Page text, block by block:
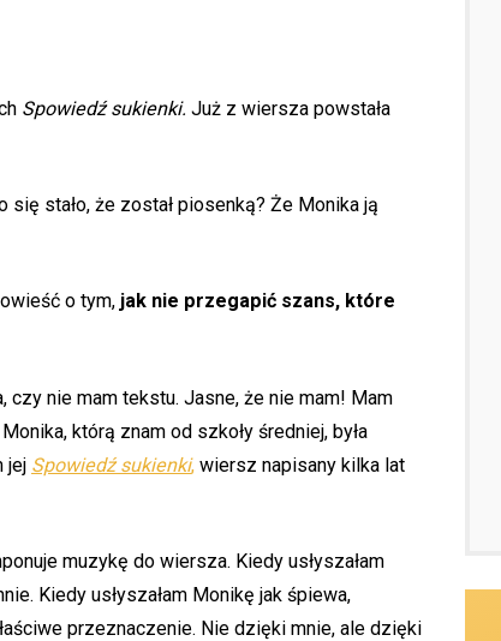
Spowiedź sukienki. Już z wiersza powstała
stało, że został piosenką? Że Monika ją
o tym, jak nie przegapić szans, które
czy nie mam tekstu. Jasne, że nie mam! Mam
którą znam od szkoły średniej, była
jej Spowiedź sukienki, wiersz napisany kilka lat
muzykę do wiersza. Kiedy usłyszałam
Kiedy usłyszałam Monikę jak śpiewa,
przeznaczenie. Nie dzięki mnie, ale dzięki